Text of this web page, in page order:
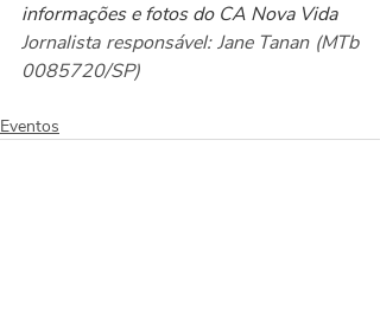
informações e fotos do CA Nova Vida
Jornalista responsável: Jane Tanan (MTb
0085720/SP)
Eventos